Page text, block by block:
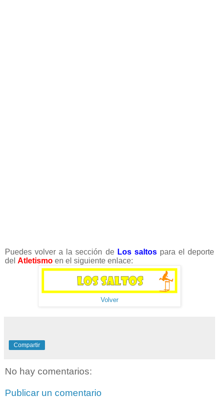
Puedes volver a la sección de Los saltospara el deporte
del Atletismo en el siguiente enlace:
Volver
Compartir
No hay comentarios:
Publicar un comentario